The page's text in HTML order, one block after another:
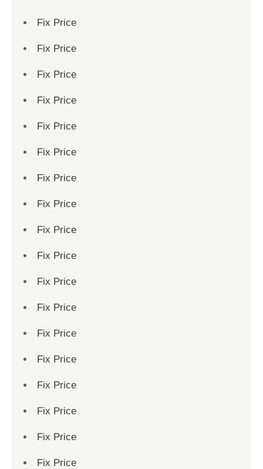
Fix Price
Fix Price
Fix Price
Fix Price
Fix Price
Fix Price
Fix Price
Fix Price
Fix Price
Fix Price
Fix Price
Fix Price
Fix Price
Fix Price
Fix Price
Fix Price
Fix Price
Fix Price